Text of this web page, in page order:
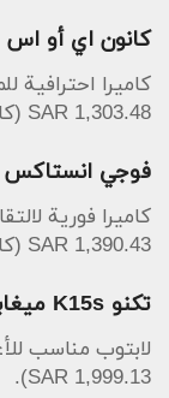
كانون اي أو اس 2000 دي ان آي اس كاميرا احترافية
كاميرا احترافية
1,303.48 SAR (كان 1,555.65 SAR).
فوجي انستاكس
كاميرا فورية
1,390.43 SAR (كان 1,999.13 SAR).
تكنو K15s ميغابوك لابتوب
1,999.13 SAR).